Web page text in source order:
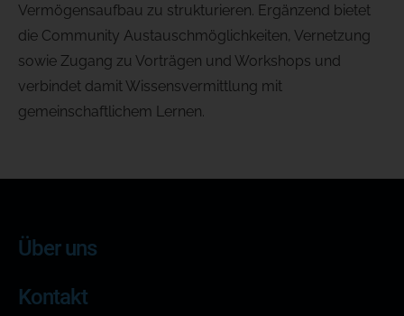
Vermögensaufbau zu strukturieren. Ergänzend bietet
die Community Austauschmöglichkeiten, Vernetzung
sowie Zugang zu Vorträgen und Workshops und
verbindet damit Wissensvermittlung mit
gemeinschaftlichem Lernen.
Über uns
Kontakt